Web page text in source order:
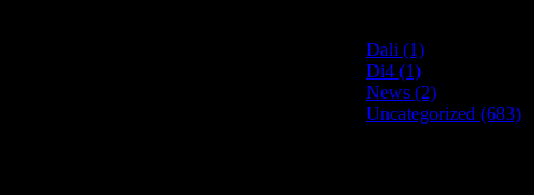
Dali (1)
Di4 (1)
News (2)
Uncategorized (683)